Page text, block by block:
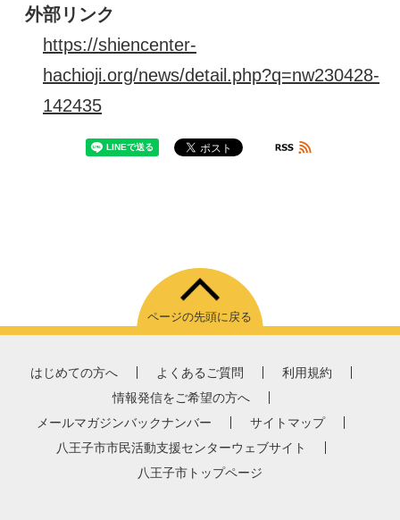
外部リンク
https://shiencenter-
hachioji.org/news/detail.php?q=nw230428-
142435
ページの先頭に戻る
はじめての方へ よくあるご質問
利用規約
情報発信をご希望の方へ
メールマガジンバックナンバー
サイトマップ
八王子市市民活動支援センターウェブサイト
八王子市トップページ